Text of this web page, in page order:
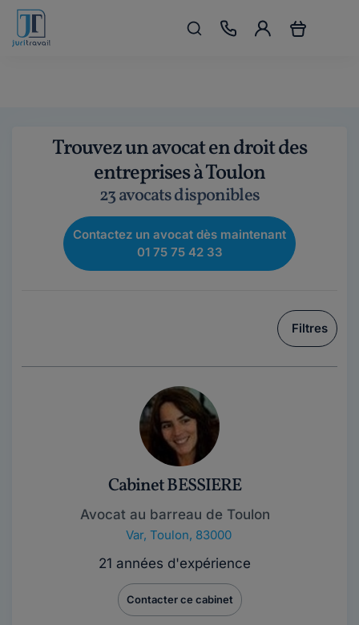
Trouvez un avocat en droit des
entreprises à Toulon
23 avocats disponibles
Contactez un avocat dès maintenant
01 75 75 42 33
Filtres
Cabinet BESSIERE
Avocat au barreau de Toulon
Var, Toulon, 83000
21 années d'expérience
Contacter ce cabinet